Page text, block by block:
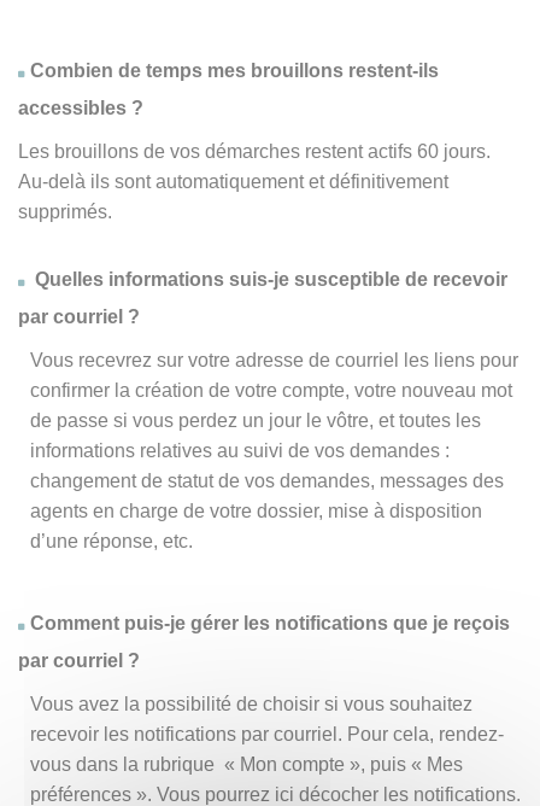
Combien de temps mes brouillons restent-ils
accessibles ?
Les brouillons de vos démarches restent actifs 60 jours.
Au-delà ils sont automatiquement et définitivement
supprimés.
Quelles informations suis-je susceptible de recevoir
par courriel ?
Vous recevrez sur votre adresse de courriel les liens pour
confirmer la création de votre compte, votre nouveau mot
de passe si vous perdez un jour le vôtre, et toutes les
informations relatives au suivi de vos demandes :
changement de statut de vos demandes, messages des
agents en charge de votre dossier, mise à disposition
d’une réponse, etc.
Comment puis-je gérer les notifications que je reçois
par courriel ?
Vous avez la possibilité de choisir si vous souhaitez
recevoir les notifications par courriel. Pour cela, rendez-
vous dans la rubrique « Mon compte », puis « Mes
préférences ». Vous pourrez ici décocher les notifications.